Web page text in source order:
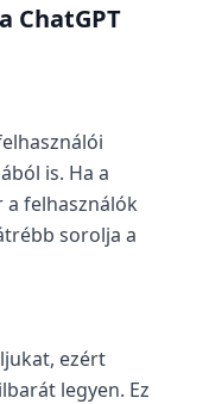
ChatGPT
is. Ha a
felhasználók
sorolja a
ezért
legyen. Ez